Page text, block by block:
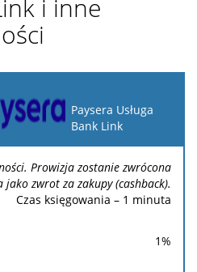
i inne
Maksymalna Stała
Paysera Usługa
Bank Link
Prowizja zostanie zwrócona
jako zwrot za zakupy (cashback).
Czas księgowania – 1 minuta
1%